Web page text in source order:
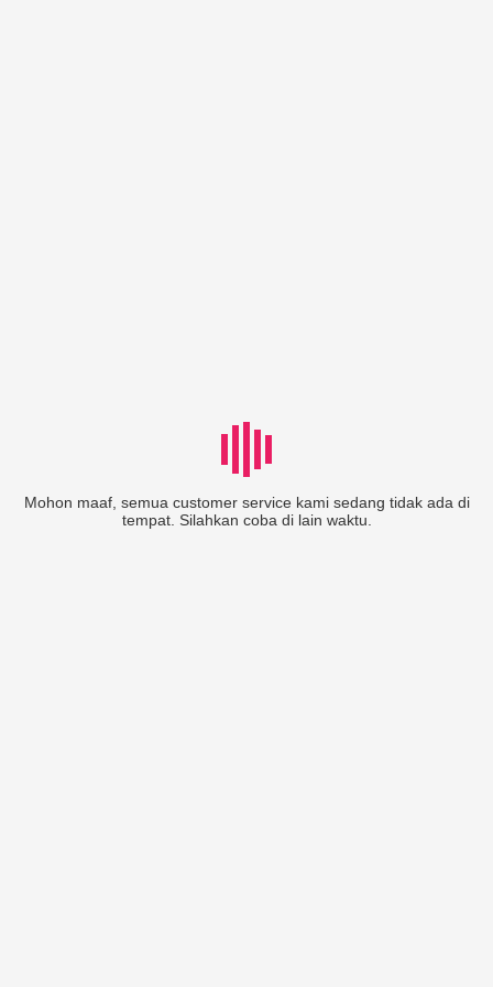
Mohon maaf, semua customer service kami sedang tidak ada di
tempat. Silahkan coba di lain waktu.